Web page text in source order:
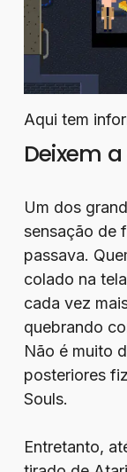
Aqui tem
Deixem
Um dos
sensação de
passava.
colado na
cada vez
quebrando
Não é muito
posteriores
Souls.
Entretanto,